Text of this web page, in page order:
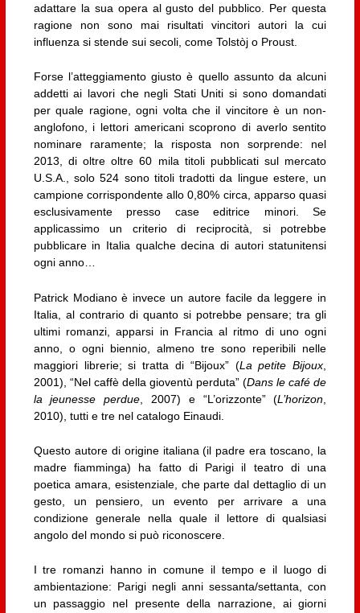
adattare la sua opera al gusto del pubblico. Per questa
ragione non sono mai risultati vincitori autori la cui
influenza si stende sui secoli, come Tolstòj o Proust.
Forse l’atteggiamento giusto è quello assunto da alcuni
addetti ai lavori che negli Stati Uniti si sono domandati
per quale ragione, ogni volta che il vincitore è un non-
anglofono, i lettori americani scoprono di averlo sentito
nominare raramente; la risposta non sorprende: nel
2013, di oltre oltre 60 mila titoli pubblicati sul mercato
U.S.A., solo 524 sono titoli tradotti da lingue estere, un
campione corrispondente allo 0,80% circa, apparso quasi
esclusivamente presso case editrice minori. Se
applicassimo un criterio di reciprocità, si potrebbe
pubblicare in Italia qualche decina di autori statunitensi
ogni anno…
Patrick Modiano è invece un autore facile da leggere in
Italia, al contrario di quanto si potrebbe pensare; tra gli
ultimi romanzi, apparsi in Francia al ritmo di uno ogni
anno, o ogni biennio, almeno tre sono reperibili nelle
maggiori librerie; si tratta di “Bijoux” (La petite Bijoux
2001), “Nel caffè della gioventù perduta” (Dans le café de
la jeunesse perdue , 2007) e “L’orizzonte” (L’horizon
2010), tutti e tre nel catalogo Einaudi.
Questo autore di origine italiana (il padre era toscano, la
madre fiamminga) ha fatto di Parigi il teatro di una
poetica amara, esistenziale, che parte dal dettaglio di un
gesto, un pensiero, un evento per arrivare a una
condizione generale nella quale il lettore di qualsiasi
angolo del mondo si può riconoscere.
I tre romanzi hanno in comune il tempo e il luogo di
ambientazione: Parigi negli anni sessanta/settanta, con
un passaggio nel presente della narrazione, ai giorni